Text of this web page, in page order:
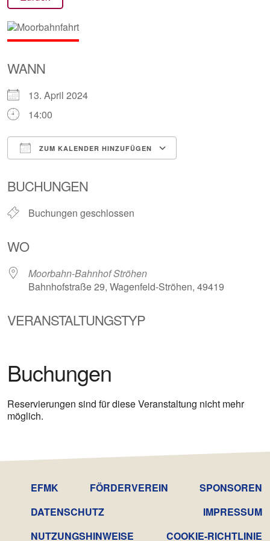
WANN
13. April 2024
14:00
ZUM KALENDER HINZUFÜGEN
BUCHUNGEN
Buchungen geschlossen
WO
Moorbahn-Bahnhof Ströhen
Bahnhofstraße 29, Wagenfeld-Ströhen, 49419
VERANSTALTUNGSTYP
Buchungen
Reservierungen sind für diese Veranstaltung nicht mehr
möglich.
EFMK FÖRDERVEREIN
SPONSOREN
DATENSCHUTZ­
IMPRESSUM
NUTZUNGSHINWEISE
COOKIE-RICHTLINIE